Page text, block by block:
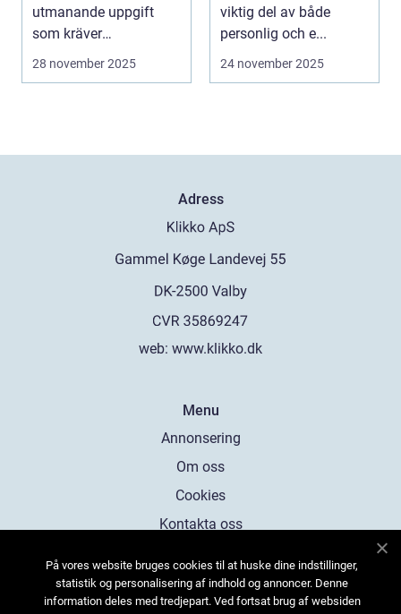
utmanande uppgift
som kräver
noggrannhet och ...
28 november 2025
viktig del av både
personlig och e...
24 november 2025
Adress
web: www.klikko.dk
Menu
Annonsering
Om oss
Cookies
Kontakta oss
På vores website bruges cookies til at huske dine indstillinger,
statistik og personalisering af indhold og annoncer. Denne
information deles med tredjepart. Ved fortsat brug af websiden